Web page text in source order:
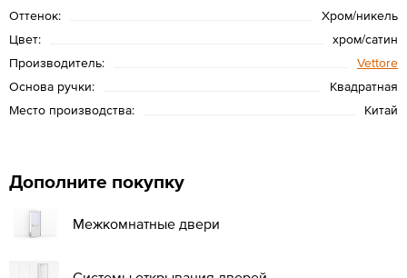
Оттенок:
Хром/никель
Цвет:
хром/сатин
Производитель:
Vettore
Основа ручки:
Квадратная
Место производства:
Китай
Дополните покупку
Межкомнатные двери